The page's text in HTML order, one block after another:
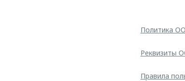
Политика
Реквизиты
Правила